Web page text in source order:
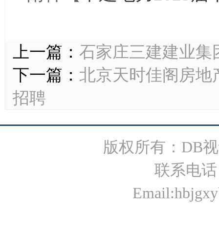
上一篇： 石家庄三建建业集
下一篇： 北京天时佳阁房地
招聘
版权所有：DB
联系电话